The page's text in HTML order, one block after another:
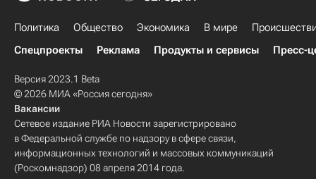
Политика Общество Экономика В мире
Спецпроекты
Реклама Продукты и сервисы Пресс-
Версия 2023.1 Beta
© 2026 МИА «Россия сегодня»
Вакансии
Сетевое издание РИА Новости зарегистрировано
в Федеральной службе по надзору в сфере связи,
информационных технологий и массовых коммуникаций
(Роскомнадзор) 08 апреля 2014 года.